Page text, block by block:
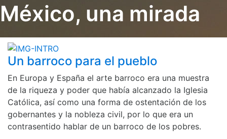
México, una mirada
Un barroco para el pueblo
En Europa y España el arte barroco era una muestra
de la riqueza y poder que había alcanzado la Iglesia
Católica, así como una forma de ostentación de los
gobernantes y la nobleza civil, por lo que era un
contrasentido hablar de un barroco de los pobres.